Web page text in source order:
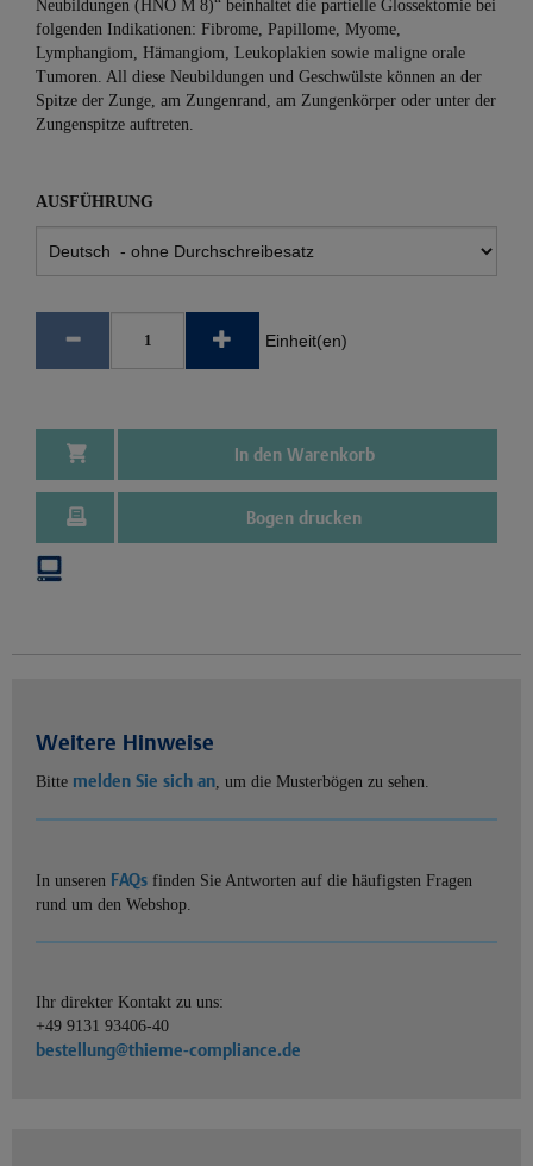
Neubildungen (HNO M 8)“ beinhaltet die partielle Gloss­ektomie bei
folgenden Indikationen: Fibrome, Papillome, Myome,
Lymphangiom, Hämangiom, Leukoplakien sowie maligne orale
Tumoren. All diese Neubildungen und Geschwülste können an der
Spitze der Zunge, am Zungenrand, am Zungenkörper oder unter der
Zungenspitze auftreten.
AUSFÜHRUNG
Einheit(en)
In den Warenkorb
Bogen drucken
Weitere Hinweise
Bitte melden Sie sich an, um die Musterbögen zu sehen.
In unseren FAQs finden Sie Antworten auf die häufigsten Fragen
rund um den Webshop.
Ihr direkter Kontakt zu uns:
+49 9131 93406-40
bestellung@thieme-compliance.de